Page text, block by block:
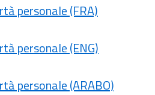
personale (FRA)
personale (ENG)
personale (ARABO)